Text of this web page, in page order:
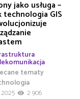
jako usługa –
technologia GIS
tematy
2 906